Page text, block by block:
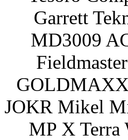
Garrett
MD3009
JOKR Mikel
MP X